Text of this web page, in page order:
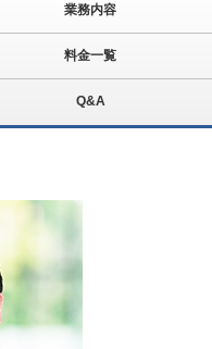
業務内容
料金一覧
Q&A